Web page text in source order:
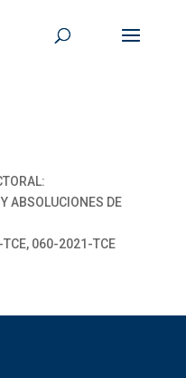
ABSOLUCIONES DE
060-2021-TCE